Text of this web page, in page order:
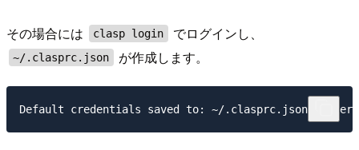
その場合には clasp login でログインし、
~/.clasprc.json が作成します。